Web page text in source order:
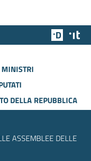
Team
MINISTRI
DELLA REPUBBLICA
ASSEMBLEE DELLE